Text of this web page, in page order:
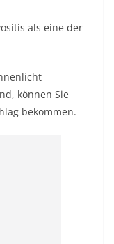
als eine der
können Sie
bekommen.